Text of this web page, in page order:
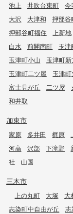
池上
井吹台東町 今
大沢
大津和 押部谷
押部谷町福住
上新地
白水
前開南町 玉津
玉津町小山
玉津町
玉津町二ツ屋
玉津
富士見が丘
二ツ屋
和井取
加東市
家原 多井田 梶原
河高
沢部 下滝野
社
山国
三木市
上の丸町 大塚 大
志染町中自由が丘
志